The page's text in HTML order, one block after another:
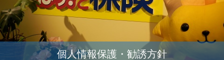
個人情報保護・勧誘方針